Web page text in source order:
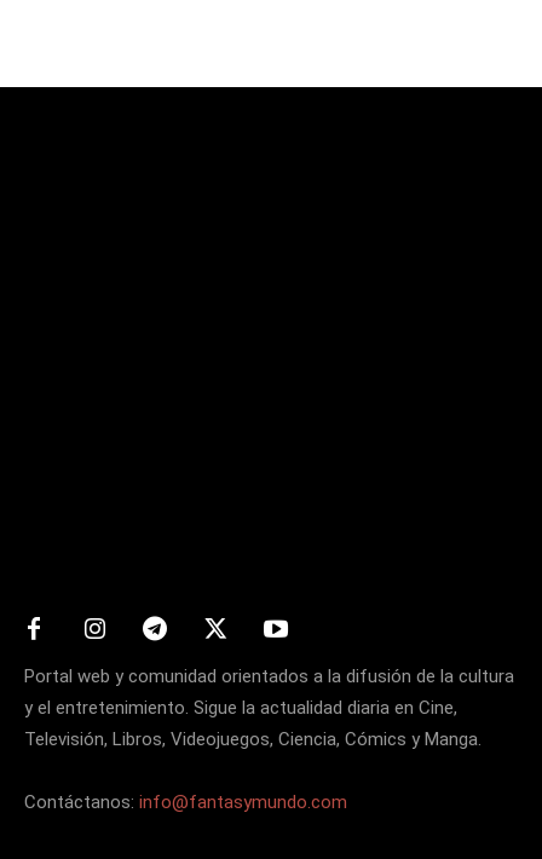
Portal web y comunidad orientados a la difusión de la cultura
y el entretenimiento. Sigue la actualidad diaria en Cine,
Televisión, Libros, Videojuegos, Ciencia, Cómics y Manga.
Contáctanos: info@fantasymundo.com